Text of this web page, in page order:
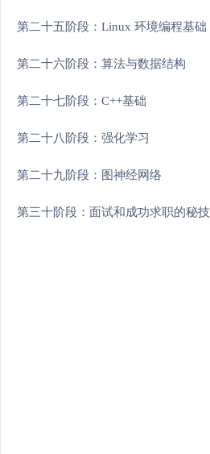
第二十五阶段：Linux 环境编程基础
第二十六阶段：算法与数据结构
第二十七阶段：C++基础
第二十八阶段：强化学习
第二十九阶段：图神经网络
第三十阶段：面试和成功求职的秘技